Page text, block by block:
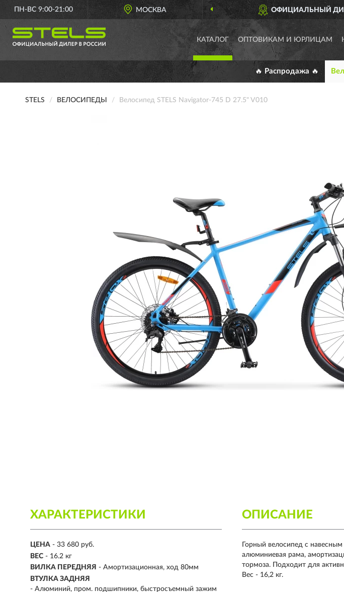
ПН-ВС 9:00-21:00 МОСКВА ОФИЦИАЛЬНЫЙ
КАТАЛОГ ОПТОВИКАМ И ЮРЛИЦАМ
🔥 Распродажа 🔥
STELS ВЕЛОСИПЕДЫ Велосипед STELS Navigator-745 D 27.5" V010
ХАРАКТЕРИСТИКИ
ЦЕНА - 33 680 руб.
ВЕС - 16.2 кг
ВИЛКА ПЕРЕДНЯЯ - Амортизационная, ход 80мм
ВТУЛКА ЗАДНЯЯ
- Алюминий, пром. подшипники, быстросъемный зажим
ОПИСАНИЕ
Горный велосипед с
алюминиевая рама,
тормоза. Подходит для
Вес - 16,2 кг.